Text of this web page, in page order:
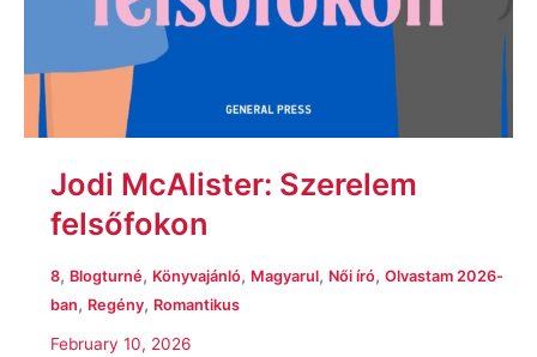
Jodi McAlister: Szerelem ​
felsőfokon
8, Blogturné, Könyvajánló, Magyarul, Női író, Olvastam 2026-
ban, Regény, Romantikus
February 10, 2026